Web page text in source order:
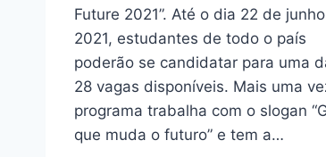
Future 2021”. Até o dia 22 de
2021, estudantes de todo o país
poderão se candidatar para uma
28 vagas disponíveis. Mais uma
programa trabalha com o slogan
que muda o futuro” e tem a…